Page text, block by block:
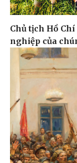
Chủ tịch Hồ
nghiệp của